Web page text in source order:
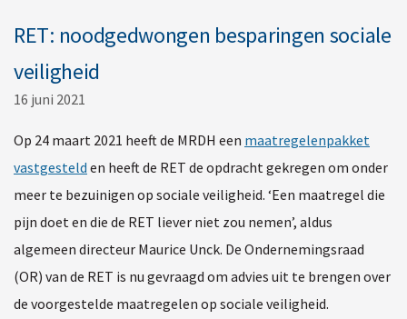
RET: noodgedwongen besparingen sociale
veiligheid
16 juni 2021
Op 24 maart 2021 heeft de MRDH een maatregelenpakket
vastgesteld en heeft de RET de opdracht gekregen om onder
meer te bezuinigen op sociale veiligheid. ‘Een maatregel die
pijn doet en die de RET liever niet zou nemen’, aldus
algemeen directeur Maurice Unck. De Ondernemingsraad
(OR) van de RET is nu gevraagd om advies uit te brengen over
de voorgestelde maatregelen op sociale veiligheid.